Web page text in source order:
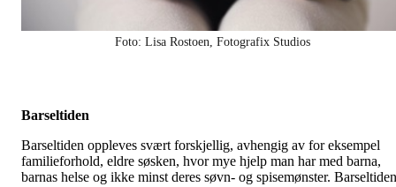
Foto: Lisa Rostoen, Fotografix Studios
Barseltiden
Barseltiden oppleves svært forskjellig, avhengig av for eksempel
familieforhold, eldre søsken, hvor mye hjelp man har med barna,
barnas helse og ikke minst deres søvn- og spisemønster. Barseltiden